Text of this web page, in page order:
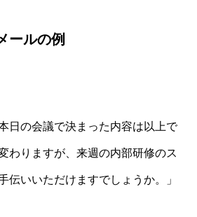
ールの例
日の会議で決まった内容は以上で
わりますが、来週の内部研修のス
伝いいただけますでしょうか。」